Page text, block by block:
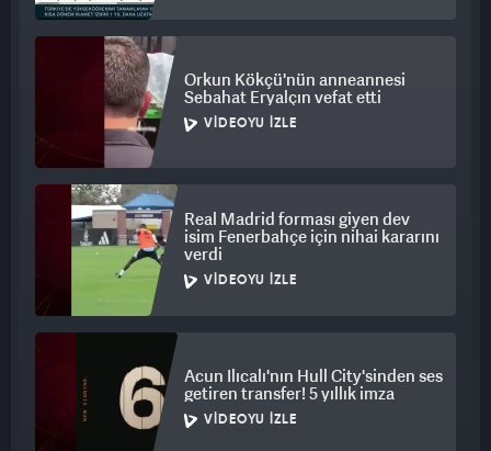
Orkun Kökçü'nün anneannesi
Sebahat Eryalçın vefat etti
VIDEOYU İZLE
Real Madrid forması giyen dev
isim Fenerbahçe için nihai kararını
verdi
VIDEOYU İZLE
Acun Ilıcalı'nın Hull City'sinden ses
getiren transfer! 5 yıllık imza
VIDEOYU İZLE